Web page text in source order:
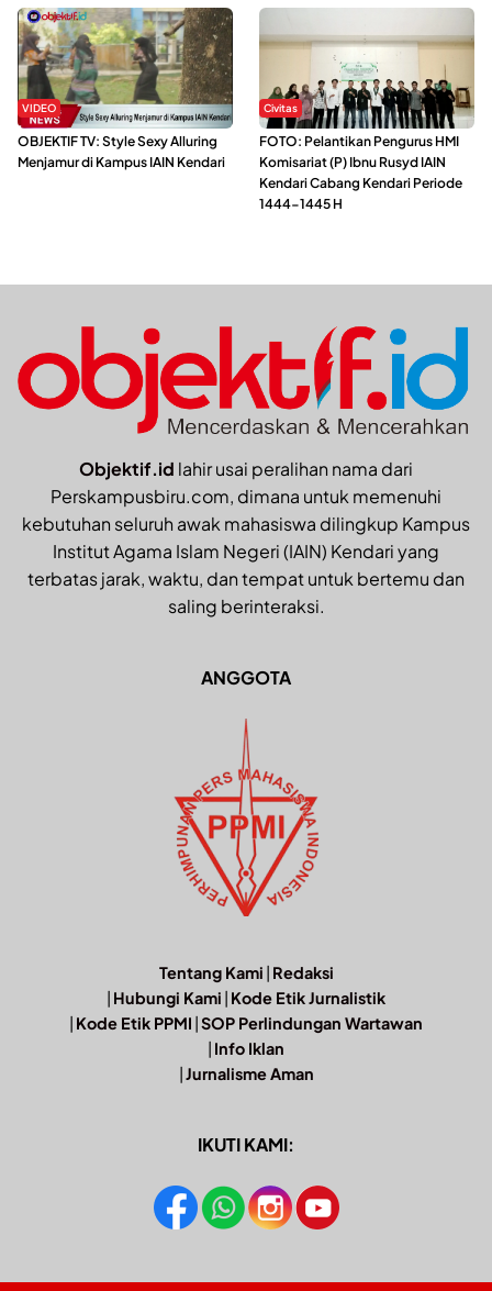
VIDEO
OBJEKTIF TV: Style Sexy Alluring
Menjamur di Kampus IAIN Kendari
Civitas
FOTO: Pelantikan Pengurus HMI
Komisariat (P) Ibnu Rusyd IAIN
Kendari Cabang Kendari Periode
1444-1445 H
Objektif.id lahir usai peralihan nama dari
Perskampusbiru.com, dimana untuk memenuhi
kebutuhan seluruh awak mahasiswa dilingkup Kampus
Institut Agama Islam Negeri (IAIN) Kendari yang
terbatas jarak, waktu, dan tempat untuk bertemu dan
saling berinteraksi.
ANGGOTA
Tentang Kami | Redaksi
| Hubungi Kami | Kode Etik Jurnalistik
| Kode Etik PPMI |SOP Perlindungan Wartawan
| Info Iklan
|Jurnalisme Aman
IKUTI KAMI: